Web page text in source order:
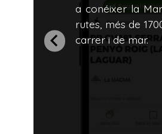
a conéixer la
rutes, més de
carrer i de mar.